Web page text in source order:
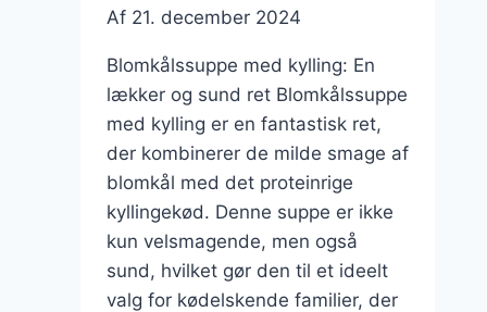
Af 21. december 2024
Blomkålssuppe med kylling: En
lækker og sund ret Blomkålssuppe
med kylling er en fantastisk ret,
der kombinerer de milde smage af
blomkål med det proteinrige
kyllingekød. Denne suppe er ikke
kun velsmagende, men også
sund, hvilket gør den til et ideelt
valg for kødelskende familier, der